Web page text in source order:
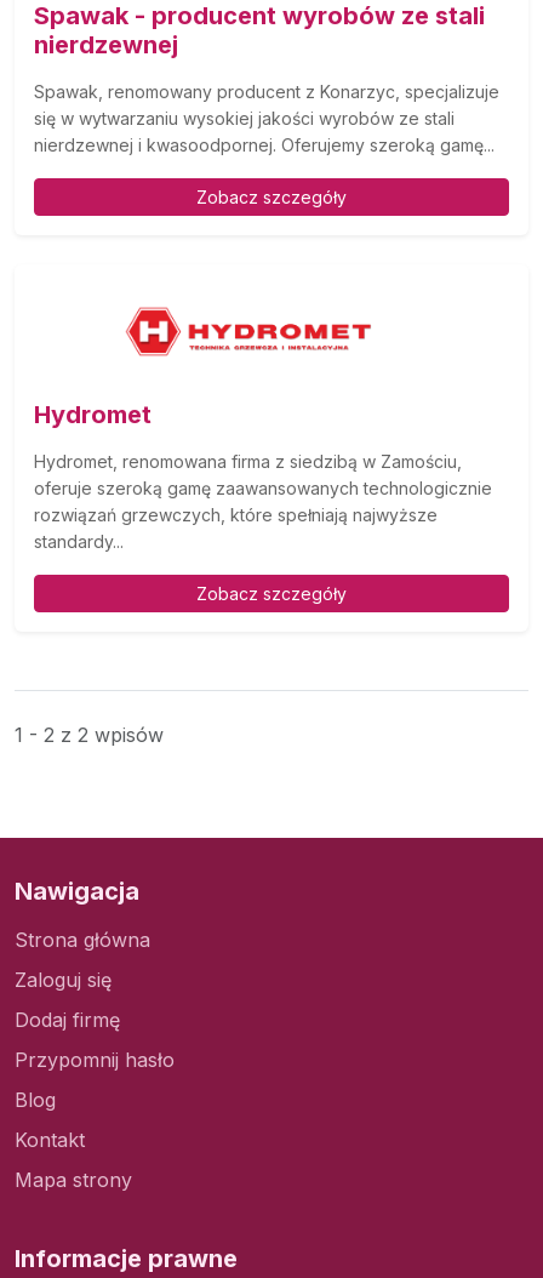
Spawak - producent wyrobów ze stali
nierdzewnej
Spawak, renomowany producent z Konarzyc, specjalizuje
się w wytwarzaniu wysokiej jakości wyrobów ze stali
nierdzewnej i kwasoodpornej. Oferujemy szeroką gamę...
Zobacz szczegóły
Hydromet
Hydromet, renomowana firma z siedzibą w Zamościu,
oferuje szeroką gamę zaawansowanych technologicznie
rozwiązań grzewczych, które spełniają najwyższe
standardy...
Zobacz szczegóły
1 - 2 z 2 wpisów
Nawigacja
Strona główna
Zaloguj się
Dodaj firmę
Przypomnij hasło
Blog
Kontakt
Mapa strony
Informacje prawne